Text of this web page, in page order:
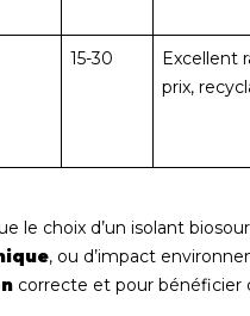
15-30
Excellent
prix,
le choix d’un isolant
, ou d’impact
correcte et pour bénéficier